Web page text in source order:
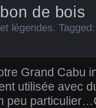
de bois
légendes.
Grand Cabu
utilisée avec
peu